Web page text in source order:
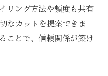
リング方法や頻度も共有
なカットを提案できま
ことで、信頼関係が築け